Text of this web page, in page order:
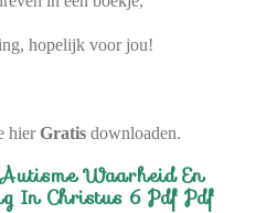
hopelijk voor jou!
hierGratis downloaden.
Waarheid En
In Christus 6 Pdf Pdf